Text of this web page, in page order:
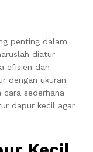
penting dalam
diatur
efisien dan
dengan ukuran
sederhana
dapur kecil agar